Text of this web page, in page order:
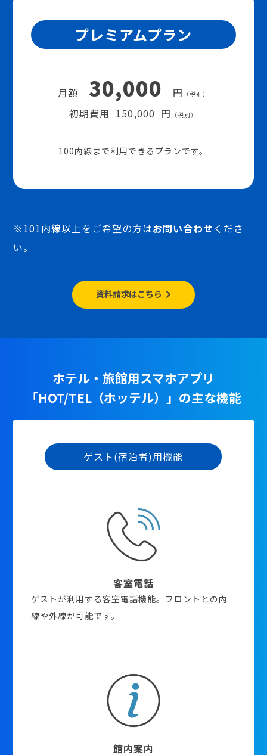
プレミアムプラン
月額 30,000 円 （税別）
初期費用 150,000 円 （税別）
100内線まで利用できるプランです。
※101内線以上をご希望の方はお問い合わせ くださ
い。
資料請求はこちら
ホテル・旅館用スマホアプリ
「HOT/TEL（ホッテル）」の主な機能
ゲスト(宿泊者)用機能
客室電話
ゲストが利用する客室電話機能。フロントとの内
線や外線が可能です。
館内案内